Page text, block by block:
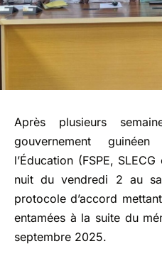
Après plusieurs
gouvernement
l’Éducation (FSPE,
nuit du vendredi 2 au
protocole d’accord
entamées à la suite du
septembre 2025.